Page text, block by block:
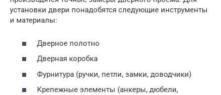
установки двери понадобятся следующие инструменты
и материалы:
Дверное полотно
Дверная коробка
Фурнитура (ручки, петли, замки, доводчики)
Крепежные элементы (анкеры, дюбели,